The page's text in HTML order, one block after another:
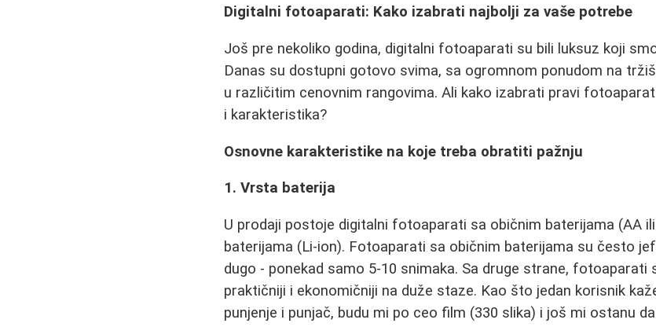
Digitalni fotoaparati: Kako izabrati najbolji za vaše potrebe
Još pre nekoliko godina, digitalni fotoaparati su bili luksuz koji
Danas su dostupni gotovo svima, sa ogromnom ponudom na
u različitim cenovnim rangovima. Ali kako izabrati pravi
i karakteristika?
Osnovne karakteristike na koje treba obratiti pažnju
1. Vrsta baterija
U prodaji postoje digitalni fotoaparati sa običnim baterijama (AA
baterijama (Li-ion). Fotoaparati sa običnim baterijama su često
dugo - ponekad samo 5-10 snimaka. Sa druge strane, fotoaparati
praktičniji i ekonomičniji na duže staze. Kao što jedan korisnik
punjenje i punjač, budu mi po ceo film (330 slika) i još mi ostanu